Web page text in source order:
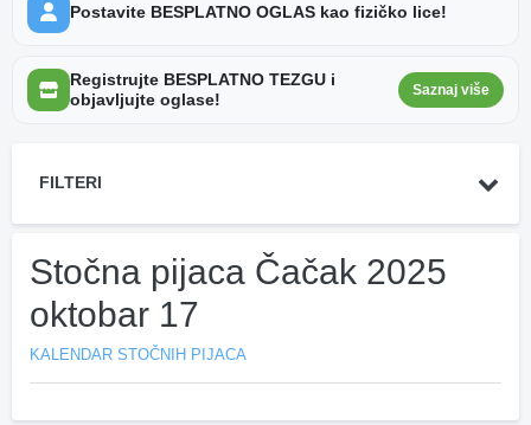
Postavite BESPLATNO OGLAS kao fizičko lice!
Registrujte BESPLATNO TEZGU i
objavljujte oglase!
Saznaj više
FILTERI
Stočna pijaca Čačak 2025
oktobar 17
KALENDAR STOČNIH PIJACA